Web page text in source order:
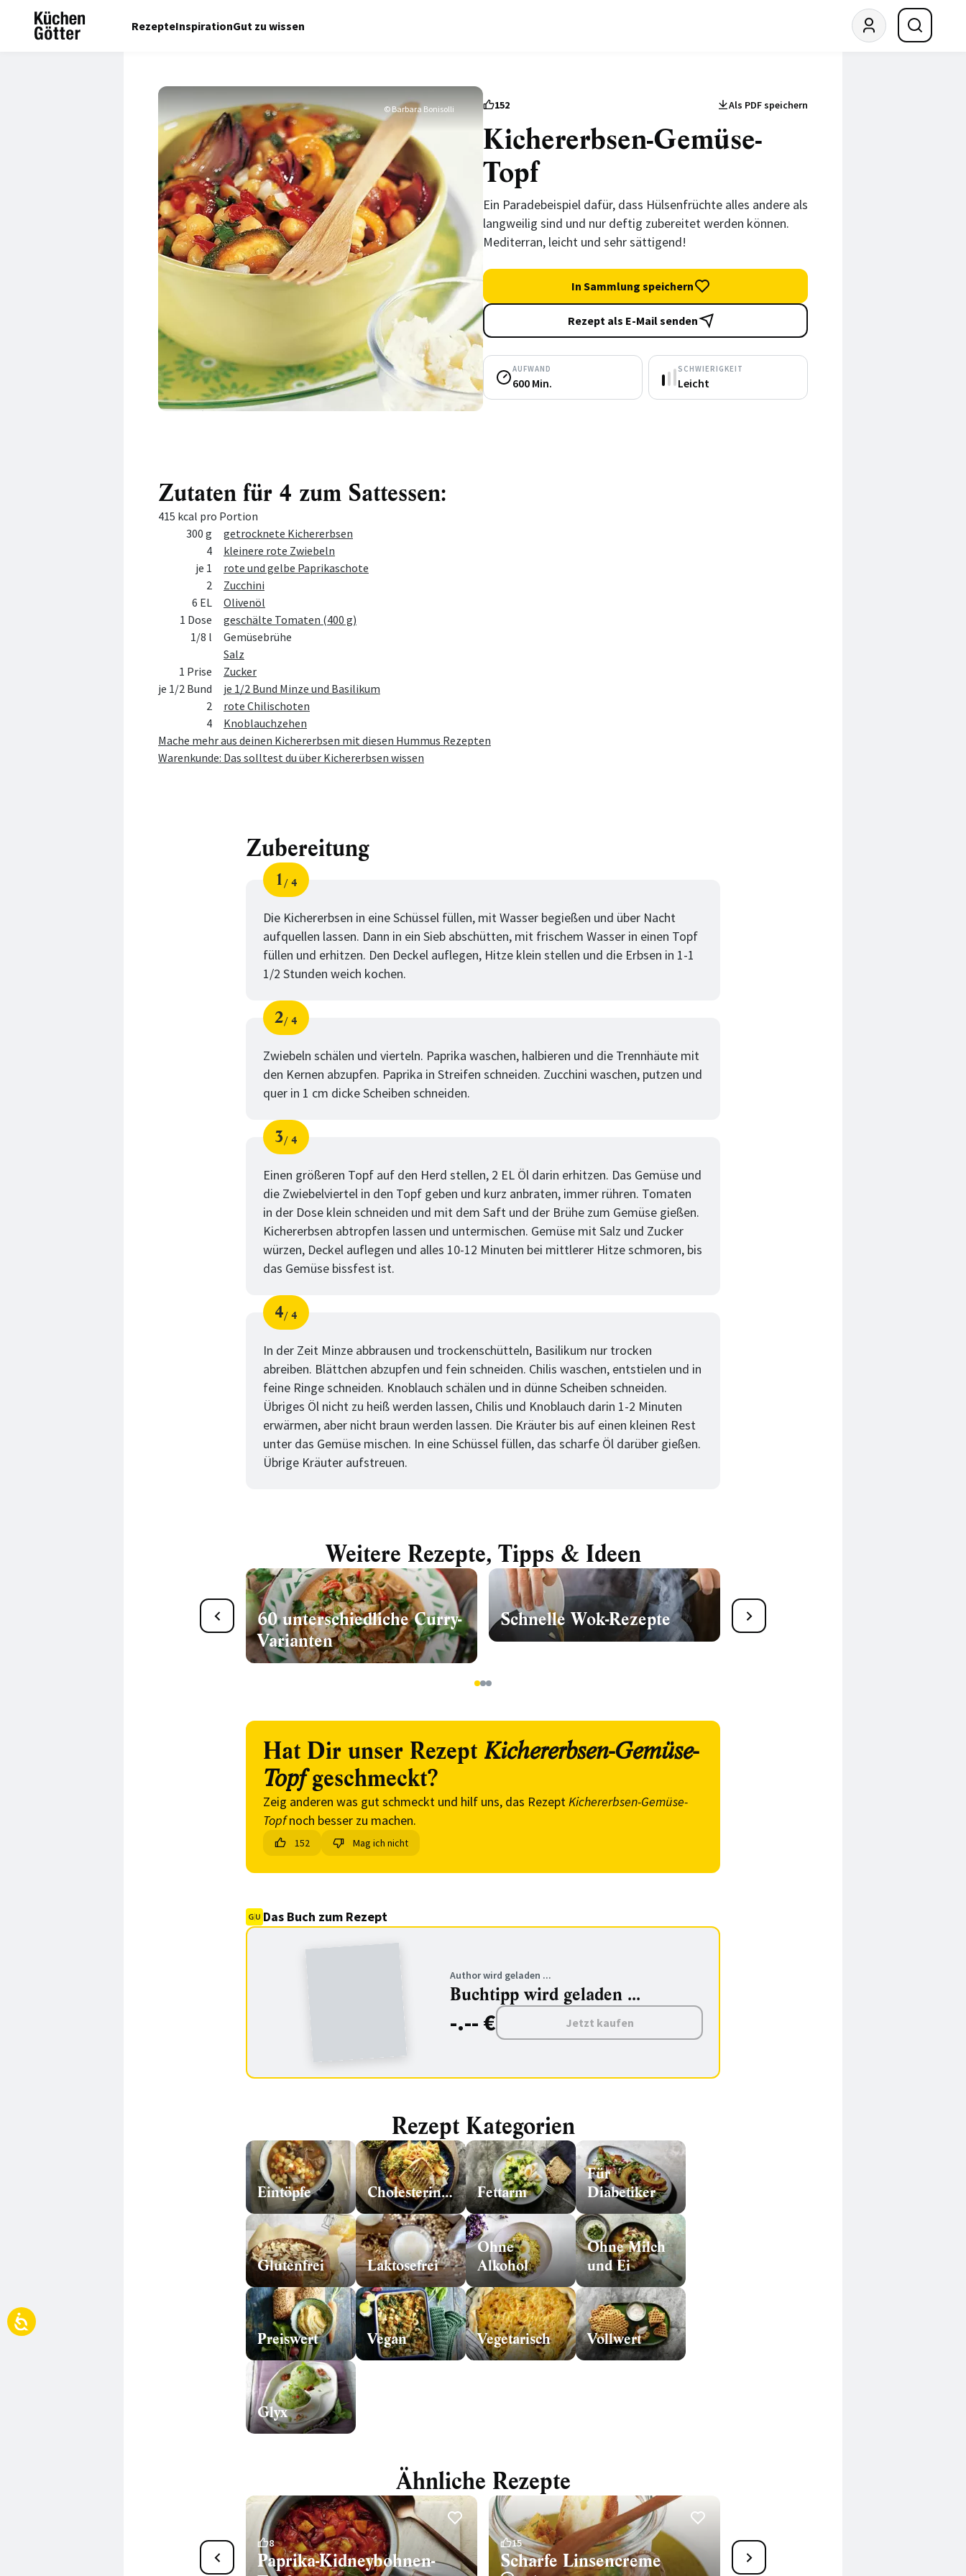
RezepteInspirationGut zu wissen
© Barbara Bonisolli 152 Als PDF speichern
Kichererbsen-Gemüse-
Topf
Ein Paradebeispiel dafür, dass Hülsenfrüchte alles andere als
langweilig sind und nur deftig zubereitet werden können.
Mediterran, leicht und sehr sättigend!
In Sammlung speichern
Rezept als E-Mail senden
AUFWAND
600 Min.
SCHWIERIGKEIT
Leicht
Zutaten für 4 zum Sattessen:
415 kcal pro Portion
MengeZutat
300 g
getrocknete Kichererbsen
4
kleinere rote Zwiebeln
je 1
rote und gelbe Paprikaschote
2
Zucchini
6 EL
Olivenöl
1 Dose
geschälte Tomaten (400 g)
1/8 l
Gemüsebrühe
Salz
1 Prise
Zucker
je 1/2 Bund
je 1/2 Bund Minze und Basilikum
2
rote Chilischoten
4
Knoblauchzehen
Mache mehr aus deinen Kichererbsen mit diesen Hummus Rezepten
Warenkunde: Das solltest du über Kichererbsen wissen
Zubereitung
Schritt
1
von
4
Die Kichererbsen in eine Schüssel füllen, mit Wasser begießen und über Nacht
aufquellen lassen. Dann in ein Sieb abschütten, mit frischem Wasser in einen Topf
füllen und erhitzen. Den Deckel auflegen, Hitze klein stellen und die Erbsen in 1-1
1/2 Stunden weich kochen.
Schritt
2
von
4
Zwiebeln schälen und vierteln. Paprika waschen, halbieren und die Trennhäute mit
den Kernen abzupfen. Paprika in Streifen schneiden. Zucchini waschen, putzen und
quer in 1 cm dicke Scheiben schneiden.
Schritt
3
von
4
Einen größeren Topf auf den Herd stellen, 2 EL Öl darin erhitzen. Das Gemüse und
die Zwiebelviertel in den Topf geben und kurz anbraten, immer rühren. Tomaten
in der Dose klein schneiden und mit dem Saft und der Brühe zum Gemüse gießen.
Kichererbsen abtropfen lassen und untermischen. Gemüse mit Salz und Zucker
würzen, Deckel auflegen und alles 10-12 Minuten bei mittlerer Hitze schmoren, bis
das Gemüse bissfest ist.
Schritt
4
von
4
In der Zeit Minze abbrausen und trockenschütteln, Basilikum nur trocken
abreiben. Blättchen abzupfen und fein schneiden. Chilis waschen, entstielen und in
feine Ringe schneiden. Knoblauch schälen und in dünne Scheiben schneiden.
Übriges Öl nicht zu heiß werden lassen, Chilis und Knoblauch darin 1-2 Minuten
erwärmen, aber nicht braun werden lassen. Die Kräuter bis auf einen kleinen Rest
unter das Gemüse mischen. In eine Schüssel füllen, das scharfe Öl darüber gießen.
Übrige Kräuter aufstreuen.
Weitere Rezepte, Tipps & Ideen
Wan Tans selber machen:
60 unterschiedliche Curry-
Varianten
Schnelle Wok-Rezepte
Wan Tans selber machen:
22 köstliche Rezepte
123
Hat Dir unser Rezept Kichererbsen-Gemüse-
Topfgeschmeckt?
Zeig anderen was gut schmeckt und hilf uns, das RezeptKichererbsen-Gemüse-
Topfnoch besser zu machen.
152 Mag ich nicht
Das Buch zum Rezept
Author wird geladen ...
Buchtipp wird geladen ...
-.-- € Jetzt kaufen
Rezept Kategorien
Eintöpfe Cholesterinarm Fettarm
Für
Diabetiker
Glutenfrei Laktosefrei
Ohne
Alkohol
Ohne Milch
und Ei
Preiswert Vegan Vegetarisch Vollwert
Glyx
Ähnliche Rezepte
Arabische Gemüsepfanne
8
Paprika-Kidneybohnen-
15
Scharfe Linsencreme
36
Arabische Gemüsepfanne